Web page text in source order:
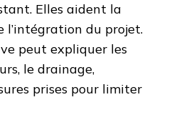
Elles aident la
l’intégration du projet.
peut expliquer les
le drainage,
prises pour limiter